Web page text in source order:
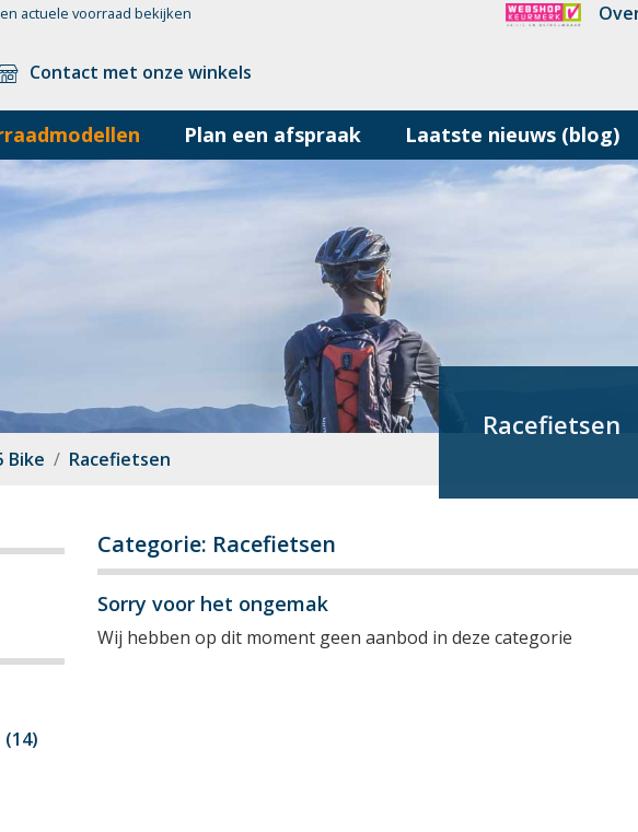
actuele voorraad bekijken
Contact met onze winkels
Plan een afspraak Laatste nieuws (blog)
Racefietsen
Bike Racefietsen
(14)
Categorie: Racefietsen
Sorry voor het ongemak
Wij hebben op dit moment geen aanbod in deze categorie